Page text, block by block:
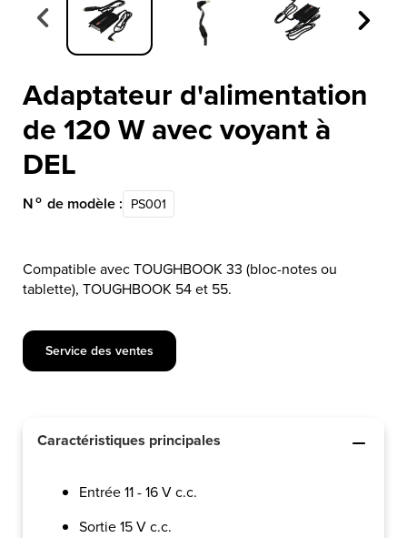
Adaptateur d'alimentation
de 120 W avec voyant à
DEL
No de modèle : PS001
Compatible avec TOUGHBOOK 33 (bloc-notes ou
tablette), TOUGHBOOK 54 et 55.
Service des ventes
Caractéristiques principales
Entrée 11 - 16 V c.c.
Sortie 15 V c.c.